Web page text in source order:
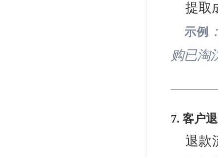
提取
示例
购已淘
7. 客户
退款